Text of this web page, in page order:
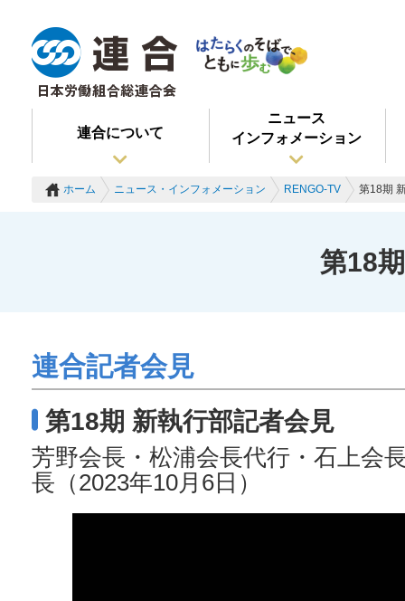
連合について
ニュース
インフォメーション
ホーム ニュース・インフォメーション RENGO-TV 第18期
第18
連合記者会見
第18期 新執行部記者会見
芳野会長・松浦会長代行・石上会
長（2023年10月6日）